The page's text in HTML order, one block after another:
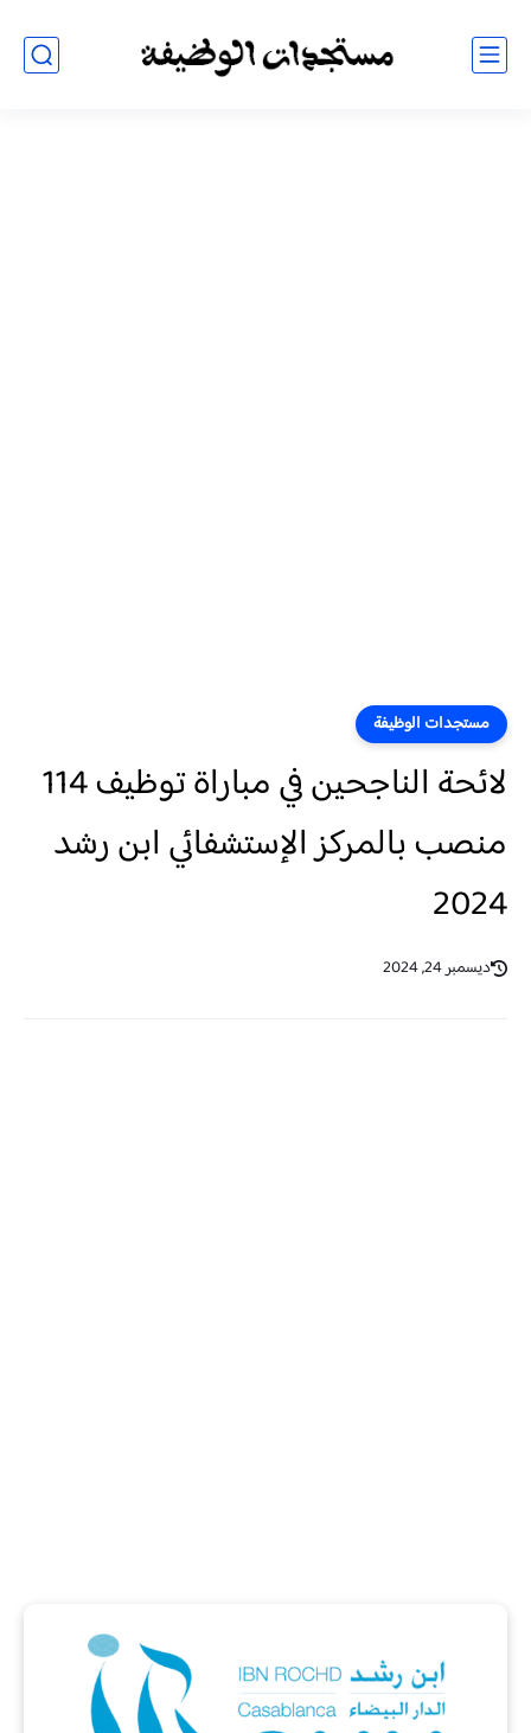
مستجدات الوظيفة
لائحة الناجحين في مباراة توظيف 114
منصب بالمركز الإستشفائي ابن رشد
2024
ديسمبر 24, 2024